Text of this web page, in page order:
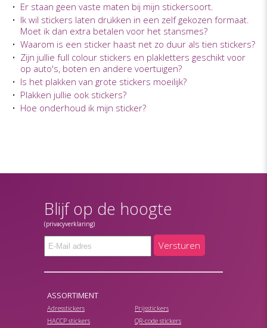
• Er staan geen vaste maten bij mijn stickersoort.
• Ik wil stickers laten drukken in een zelf gekozen formaat.
Moet ik dan extra betalen voor het stansmes?
• Waarom is een sticker haast net zo duur als tien stickers?
• Zijn jullie full colour stickers en plakletters geschikt voor
op auto's, boten en andere voertuigen?
• Is het plakken van grote stickers moeilijk?
• Plakken jullie ook stickers?
• Hoe onderhoud ik mijn sticker?
Blijf op de hoogte
(privacyverklaring)
Versturen
ASSORTIMENT
Adresstickers
HACCP stickers
Prijsstickers
QR-code stickers